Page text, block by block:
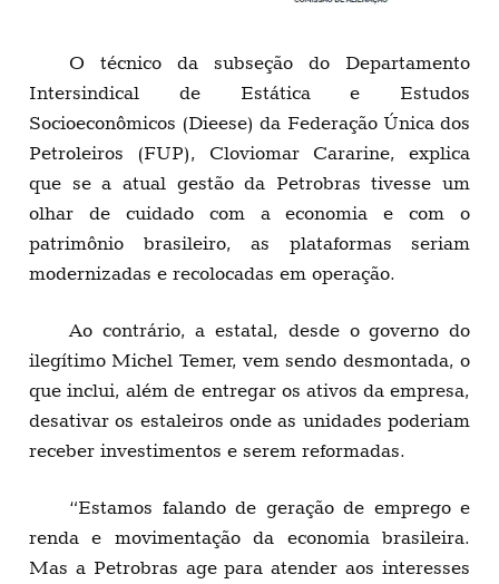
O técnico da subseção do Departamento
Intersindical de Estática e Estudos
Socioeconômicos (Dieese) da Federação Única dos
Petroleiros (FUP), Cloviomar Cararine, explica
que se a atual gestão da Petrobras tivesse um
olhar de cuidado com a economia e com o
patrimônio brasileiro, as plataformas seriam
modernizadas e recolocadas em operação.
Ao contrário, a estatal, desde o governo do
ilegítimo Michel Temer, vem sendo desmontada, o
que inclui, além de entregar os ativos da empresa,
desativar os estaleiros onde as unidades poderiam
receber investimentos e serem reformadas.
“Estamos falando de geração de emprego e
renda e movimentação da economia brasileira.
Mas a Petrobras age para atender aos interesses